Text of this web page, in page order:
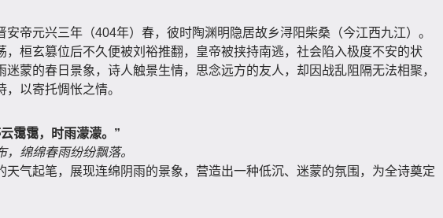
安帝元兴三年（404年）春，彼时陶渊明隐居故乡浔阳柴桑（今江西九江）。
，桓玄篡位后不久便被刘裕推翻，皇帝被挟持南逃，社会陷入极度不安的状
迷蒙的春日景象，诗人触景生情，思念远方的友人，却因战乱阻隔无法相聚，
，以寄托惆怅之情。
霭霭，时雨濛濛。”
，绵绵春雨纷纷飘落。
天气起笔，展现连绵阴雨的景象，营造出一种低沉、迷蒙的氛围，为全诗奠定